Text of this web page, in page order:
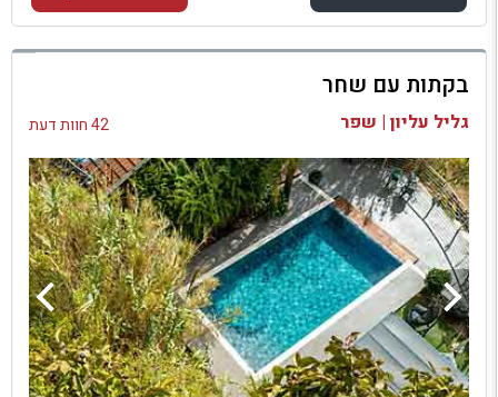
למתחם זה
בדיקת זמינות ומחירים
בקתות עם שחר
גליל עליון | שפר 42 חוות דעת